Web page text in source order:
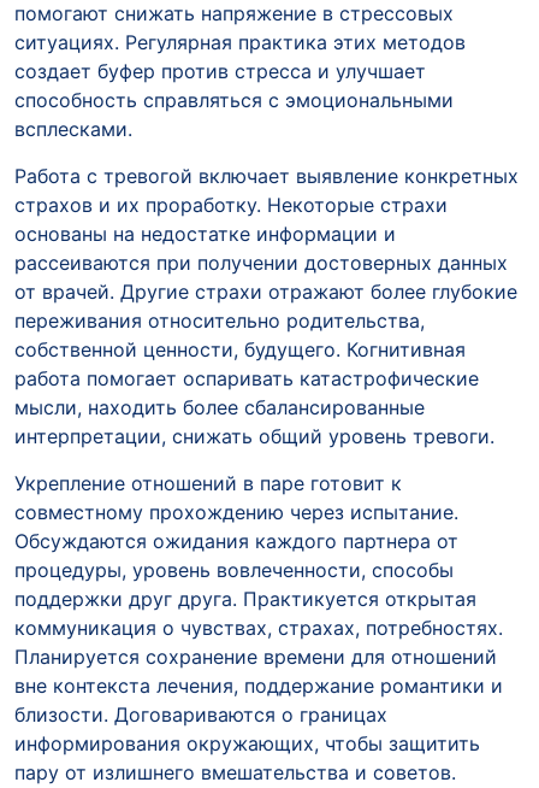
помогают снижать напряжение в стрессовых
ситуациях. Регулярная практика этих методов
создает буфер против стресса и улучшает
способность справляться с эмоциональными
всплесками.
Работа с тревогой включает выявление конкретных
страхов и их проработку. Некоторые страхи
основаны на недостатке информации и
рассеиваются при получении достоверных данных
от врачей. Другие страхи отражают более глубокие
переживания относительно родительства,
собственной ценности, будущего. Когнитивная
работа помогает оспаривать катастрофические
мысли, находить более сбалансированные
интерпретации, снижать общий уровень тревоги.
Укрепление отношений в паре готовит к
совместному прохождению через испытание.
Обсуждаются ожидания каждого партнера от
процедуры, уровень вовлеченности, способы
поддержки друг друга. Практикуется открытая
коммуникация о чувствах, страхах, потребностях.
Планируется сохранение времени для отношений
вне контекста лечения, поддержание романтики и
близости. Договариваются о границах
информирования окружающих, чтобы защитить
пару от излишнего вмешательства и советов.